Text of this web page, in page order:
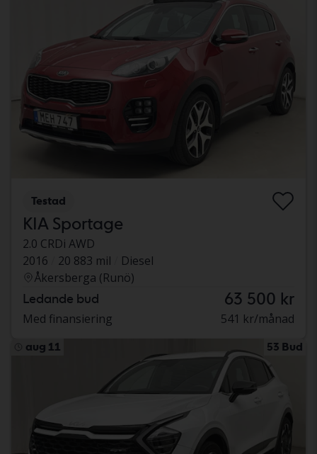
Testad
KIA Sportage
2.0 CRDi AWD
2016
20 883 mil
Diesel
Åkersberga (Runö)
Ledande bud 63 500 kr
Med finansiering 541 kr/månad
aug 11 53 Bud